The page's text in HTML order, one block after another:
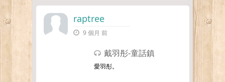
raptree
9 個月 前
戴羽彤-童話鎮
愛羽彤。